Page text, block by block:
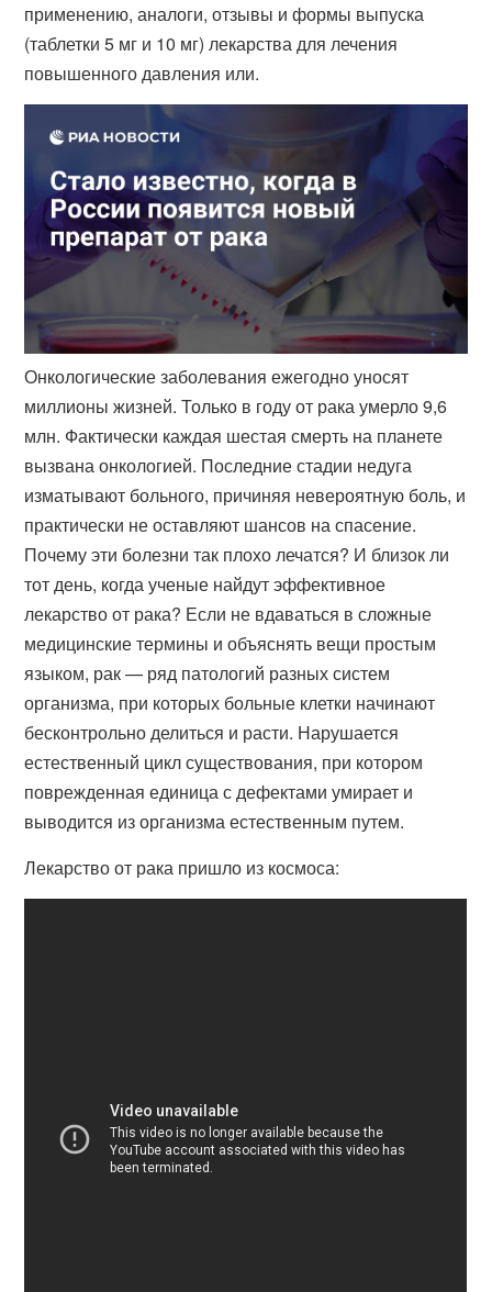
применению, аналоги, отзывы и формы выпуска
(таблетки 5 мг и 10 мг) лекарства для лечения
повышенного давления или.
Онкологические заболевания ежегодно уносят
миллионы жизней. Только в году от рака умерло 9,6
млн. Фактически каждая шестая смерть на планете
вызвана онкологией. Последние стадии недуга
изматывают больного, причиняя невероятную боль, и
практически не оставляют шансов на спасение.
Почему эти болезни так плохо лечатся? И близок ли
тот день, когда ученые найдут эффективное
лекарство от рака? Если не вдаваться в сложные
медицинские термины и объяснять вещи простым
языком, рак — ряд патологий разных систем
организма, при которых больные клетки начинают
бесконтрольно делиться и расти. Нарушается
естественный цикл существования, при котором
поврежденная единица с дефектами умирает и
выводится из организма естественным путем.
Лекарство от рака пришло из космоса: